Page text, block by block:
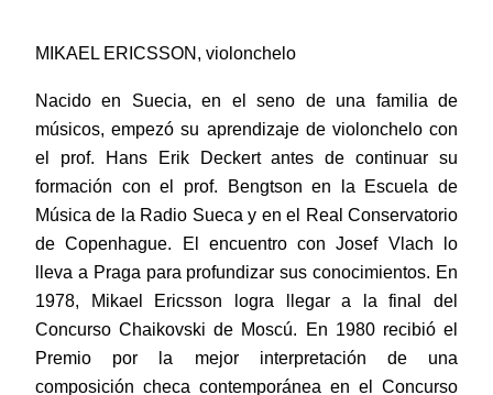
MIKAEL ERICSSON, violonchelo
Nacido en Suecia, en el seno de una familia de
músicos, empezó su aprendizaje de violonchelo con
el prof. Hans Erik Deckert antes de continuar su
formación con el prof. Bengtson en la Escuela de
Música de la Radio Sueca y en el Real Conservatorio
de Copenhague. El encuentro con Josef Vlach lo
lleva a Praga para profundizar sus conocimientos. En
1978, Mikael Ericsson logra llegar a la final del
Concurso Chaikovski de Moscú. En 1980 recibió el
Premio por la mejor interpretación de una
composición checa contemporánea en el Concurso